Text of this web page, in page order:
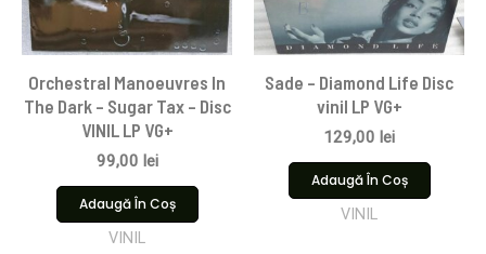
Orchestral Manoeuvres In
The Dark – Sugar Tax – Disc
VINIL LP VG+
99,00 lei
Adaugă În Coș
VINIL
Sade – Diamond Life Disc
vinil LP VG+
129,00 lei
Adaugă În Coș
VINIL